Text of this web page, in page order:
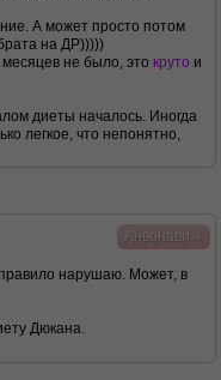
А может просто потом
на ДР)))))
не было, это круто и
диеты началось. Иногда
легкое, что непонятно,
Анвонави
нарушаю. Может, в
Дюкана.